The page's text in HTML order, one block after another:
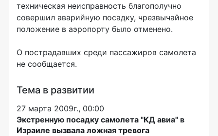
техническая неисправность благополучно
совершил аварийную посадку, чрезвычайное
положение в аэропорту было отменено.
О пострадавших среди пассажиров самолета
не сообщается.
Тема в развитии
27 марта 2009г., 00:00
Экстренную посадку самолета "КД авиа" в
Израиле вызвала ложная тревога